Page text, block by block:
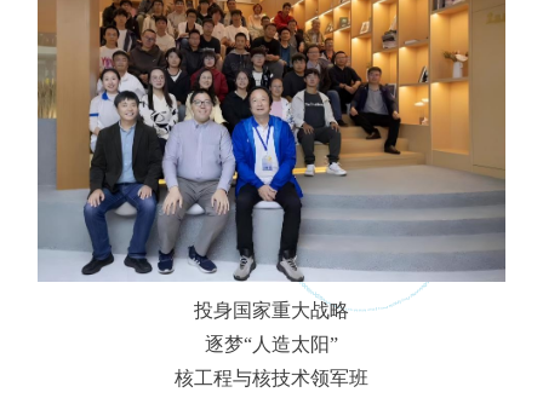
投身国家重大战略
逐梦“人造太阳”
核工程与核技术领军班